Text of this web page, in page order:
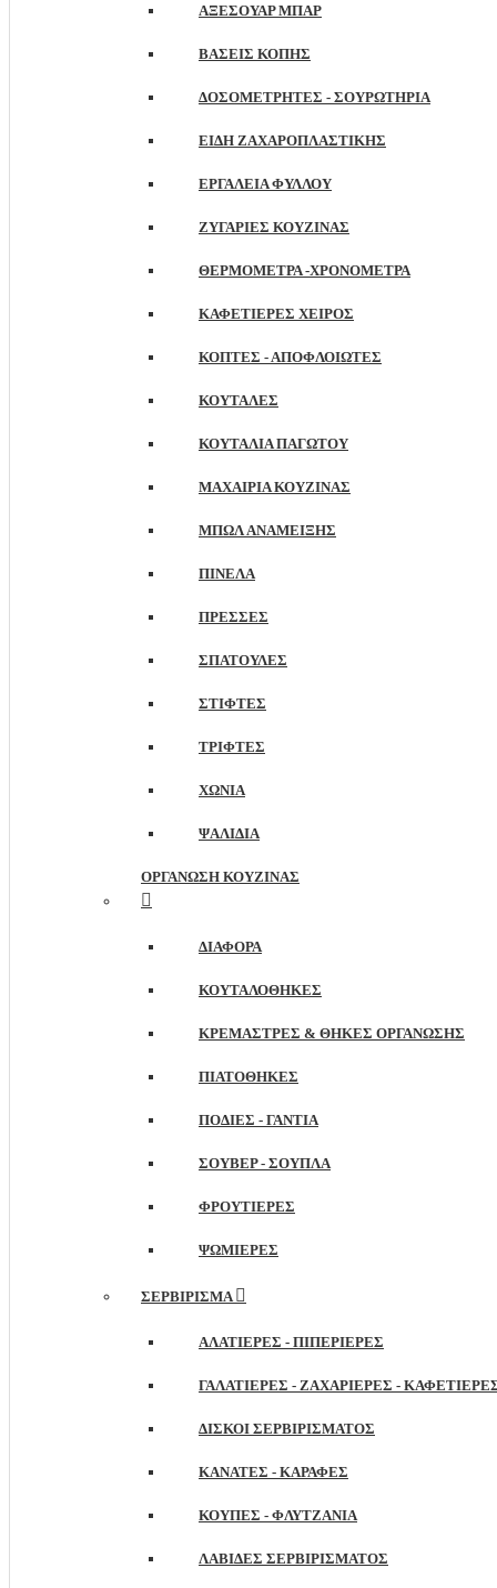
ΑΞΕΣΟΥΆΡ ΜΠΑΡ
ΒΆΣΕΙΣ ΚΟΠΉΣ
ΔΟΣΟΜΕΤΡΗΤΈΣ - ΣΟΥΡΩΤΉΡΙΑ
ΕΊΔΗ ΖΑΧΑΡΟΠΛΑΣΤΙΚΉΣ
ΕΡΓΑΛΕΊΑ ΦΎΛΛΟΥ
ΖΥΓΑΡΙΈΣ ΚΟΥΖΊΝΑΣ
ΘΕΡΜΌΜΕΤΡΑ -ΧΡΟΝΌΜΕΤΡΑ
ΚΑΦΕΤΙΈΡΕΣ ΧΕΙΡΌΣ
ΚΌΠΤΕΣ - ΑΠΟΦΛΟΙΩΤΈΣ
ΚΟΥΤΆΛΕΣ
ΚΟΥΤΆΛΙΑ ΠΑΓΩΤΟΎ
ΜΑΧΑΊΡΙΑ ΚΟΥΖΊΝΑΣ
ΜΠΩΛ ΑΝΆΜΕΙΞΗΣ
ΠΙΝΈΛΑ
ΠΡΈΣΣΕΣ
ΣΠΆΤΟΥΛΕΣ
ΣΤΊΦΤΕΣ
ΤΡΊΦΤΕΣ
ΧΩΝΙΆ
ΨΑΛΊΔΙΑ
ΟΡΓΆΝΩΣΗ ΚΟΥΖΊΝΑΣ
ΔΙΆΦΟΡΑ
ΚΟΥΤΑΛΟΘΉΚΕΣ
ΚΡΕΜΆΣΤΡΕΣ & ΘΉΚΕΣ ΟΡΓΆΝΩΣΗΣ
ΠΙΑΤΟΘΉΚΕΣ
ΠΟΔΙΈΣ - ΓΆΝΤΙΑ
ΣΟΥΒΈΡ - ΣΟΥΠΛΆ
ΦΡΟΥΤΙΈΡΕΣ
ΨΩΜΙΈΡΕΣ
ΣΕΡΒΊΡΙΣΜΑ
ΑΛΑΤΙΈΡΕΣ - ΠΙΠΕΡΙΈΡΕΣ
ΓΑΛΑΤΙΈΡΕΣ - ΖΑΧΑΡΙΈΡΕΣ -
ΔΊΣΚΟΙ ΣΕΡΒΙΡΊΣΜΑΤΟΣ
ΚΑΝΆΤΕΣ - ΚΑΡΆΦΕΣ
ΚΟΎΠΕΣ - ΦΛΥΤΖΆΝΙΑ
ΛΑΒΊΔΕΣ ΣΕΡΒΙΡΊΣΜΑΤΟΣ